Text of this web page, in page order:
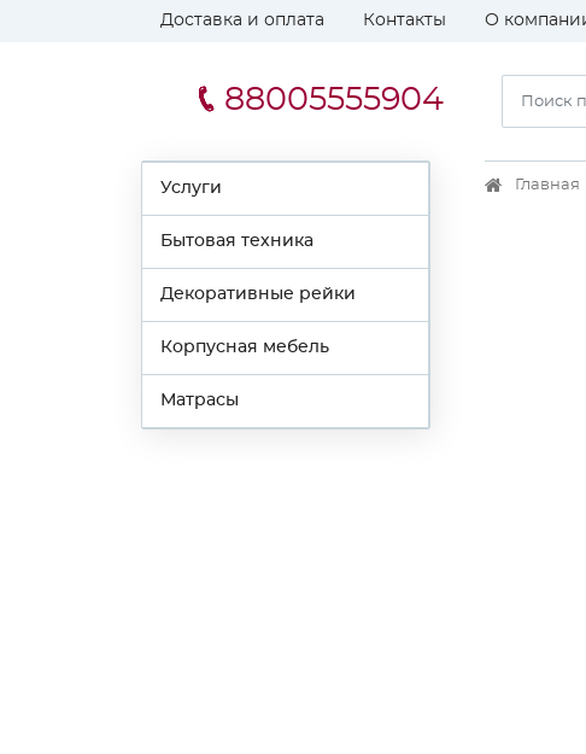
Доставка и оплата Контакты О
88005555904
Услуги
Бытовая техника
Декоративные рейки
Корпусная мебель
Матрасы
Главная